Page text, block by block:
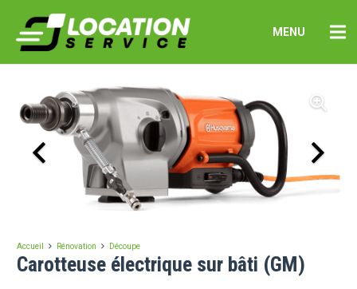
MENU
Accueil Rénovation Découpe
Carotteuse électrique sur bâti (GM)